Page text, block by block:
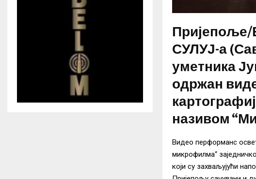
Пријепоље/
СУЛУЈ-а
уметника
одржан
називом
Видео перформанс
микрофилма“
који су захваљујући